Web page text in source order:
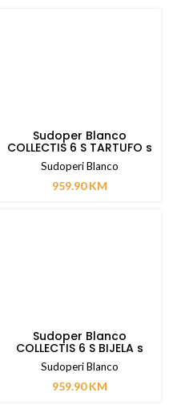
Sudoper Blanco
COLLECTIS 6 S TARTUFO s
dalj. upravlj.
Sudoperi Blanco
959.90KM
Sudoper Blanco
COLLECTIS 6 S BIJELA s
dalj. upravlj.
Sudoperi Blanco
959.90KM